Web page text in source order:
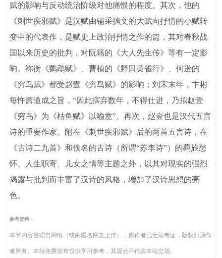
赋的影响与反动统治阶级对他痛恨的程度。其次，他的
《刺世疾邪赋》是汉赋由铺采摛文的大赋向抒情的小赋转
变中的代表作，是赋史上政治抒情之作的篇，其对春秋战
国以来历史的批判，对阮籍的《大人先生传》等有一定影
响。祢衡《鹦鹉赋》、曹植的《野田黄雀行》、何逊的
《穷鸟赋》都受赵壹《穷鸟赋》的影响；刘宋末年，卞彬
每忤萧道成之旨，“因此摈弃数年，不得仕进，乃拟赵壹
《穷鸟》为《枯鱼赋》以喻意”。再次，赵壹也是汉代五言
诗的重要作家。附在《刺世疾邪赋》后的两首五言诗，在
《古诗二九首》和佚名的古诗（所谓“苏李诗”）的羁旅愁
怀、人生职寄、儿女之情等主题之外，以其对现实的强烈
揭露与批判而丰富了汉诗的风格，增加了汉诗思想的亮
色。
参考资料：
本节内容整理自网络（或由匿名网友上传），原作者已无法考证，版权归原作
者所有。本站免费发布仅供学习参考，其观点不代表本站立场。